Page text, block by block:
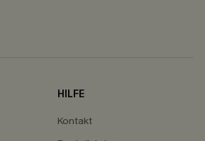
HILFE
Kontakt